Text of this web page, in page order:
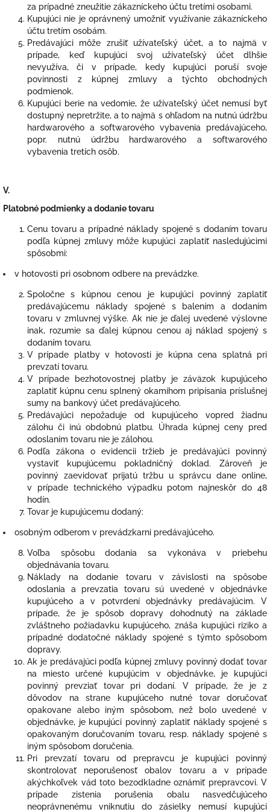
za prípadné zneužitie zákazníckeho účtu tretími osobami.
Kupujúci nie je oprávnený umožniť využívanie zákazníckeho
účtu tretím osobám.
Predávajúci môže zrušiť užívateľský účet, a to najmä v
prípade, keď kupujúci svoj užívateľský účet dlhšie
nevyužíva, či v prípade, kedy kupujúci poruší svoje
povinnosti z kúpnej zmluvy a týchto obchodných
podmienok.
Kupujúci berie na vedomie, že užívateľský účet nemusí byť
dostupný nepretržite, a to najmä s ohľadom na nutnú údržbu
hardwarového a softwarového vybavenia predávajúceho,
popr. nutnú údržbu hardwarového a softwarového
vybavenia tretích osôb.
V.
Platobné podmienky a dodanie tovaru
Cenu tovaru a prípadné náklady spojené s dodaním tovaru
podľa kúpnej zmluvy môže kupujúci zaplatiť nasledujúcimi
spôsobmi:
v hotovosti pri osobnom odbere na prevádzke.
Spoločne s kúpnou cenou je kupujúci povinný zaplatiť
predávajúcemu náklady spojené s balením a dodaním
tovaru v zmluvnej výške. Ak nie je ďalej uvedené výslovne
inak, rozumie sa ďalej kúpnou cenou aj náklad spojený s
dodaním tovaru.
V prípade platby v hotovosti je kúpna cena splatná pri
prevzatí tovaru.
V prípade bezhotovostnej platby je záväzok kupujúceho
zaplatiť kúpnu cenu splnený okamihom pripísania príslušnej
sumy na bankový účet predávajúceho.
Predávajúci nepožaduje od kupujúceho vopred žiadnu
zálohu či inú obdobnú platbu. Úhrada kúpnej ceny pred
odoslaním tovaru nie je zálohou.
Podľa zákona o evidencii tržieb je predávajúci povinný
vystaviť kupujúcemu pokladničný doklad. Zároveň je
povinný zaevidovať prijatú tržbu u správcu dane online,
v prípade technického výpadku potom najneskôr do 48
hodín.
Tovar je kupujúcemu dodaný:
osobným odberom v prevádzkarni predávajúceho.
Voľba spôsobu dodania sa vykonáva v priebehu
objednávania tovaru.
Náklady na dodanie tovaru v závislosti na spôsobe
odoslania a prevzatia tovaru sú uvedené v objednávke
kupujúceho a v potvrdení objednávky predávajúcim. V
prípade, že je spôsob dopravy dohodnutý na základe
zvláštneho požiadavku kupujúceho, znáša kupujúci riziko a
prípadné dodatočné náklady spojené s týmto spôsobom
dopravy.
Ak je predávajúci podľa kúpnej zmluvy povinný dodať tovar
na miesto určené kupujúcim v objednávke, je kupujúci
povinný prevziať tovar pri dodaní. V prípade, že je z
dôvodov na strane kupujúceho nutné tovar doručovať
opakovane alebo iným spôsobom, než bolo uvedené v
objednávke, je kupujúci povinný zaplatiť náklady spojené s
opakovaným doručovaním tovaru, resp. náklady spojené s
iným spôsobom doručenia.
Pri prevzatí tovaru od prepravcu je kupujúci povinný
skontrolovať neporušenosť obalov tovaru a v prípade
akýchkoľvek vád toto bezodkladne oznámiť prepravcovi. V
prípade zistenia porušenia obalu nasvedčujúceho
neoprávnenému vniknutiu do zásielky nemusí kupujúci